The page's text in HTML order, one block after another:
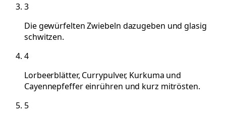
3
Die gewürfelten Zwiebeln dazugeben und glasig
schwitzen.
4
Lorbeerblätter, Currypulver, Kurkuma und
Cayennepfeffer einrühren und kurz mitrösten.
5